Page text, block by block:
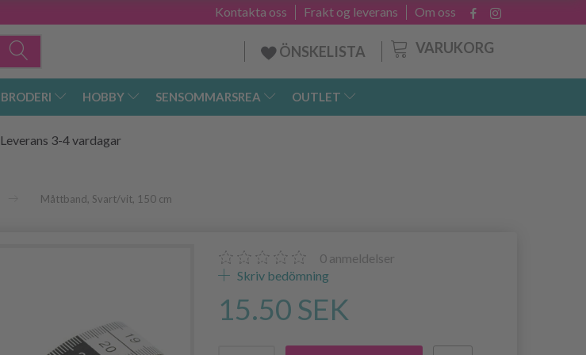
Om oss
Frakt og leverans
Kontakta oss
VARUKORG
ÖNSKELISTA
BRODERI HOBBY SENSOMMARSREA OUTLET
Leverans 3-4 vardagar
Måttband, Svart/vit, 150 cm
0 anmeldelser
Skriv bedömning
15.50 SEK